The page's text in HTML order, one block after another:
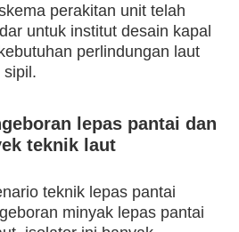
perakitan unit telah
untuk institut desain kapal
perlindungan laut
sipil.
lepas pantai dan
teknik laut
teknik lepas pantai
minyak lepas pantai